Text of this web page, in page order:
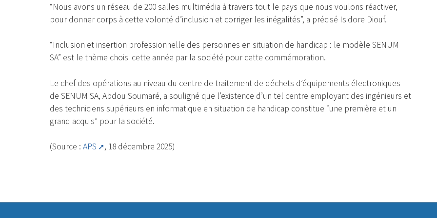
“Nous avons un réseau de 200 salles multimédia à travers tout le pays que nous voulons réactiver,
pour donner corps à cette volonté d’inclusion et corriger les inégalités”, a précisé Isidore Diouf.
“Inclusion et insertion professionnelle des personnes en situation de handicap : le modèle SENUM
SA” est le thème choisi cette année par la société pour cette commémoration.
Le chef des opérations au niveau du centre de traitement de déchets d’équipements électroniques
de SENUM SA, Abdou Soumaré, a souligné que l’existence d’un tel centre employant des ingénieurs et
des techniciens supérieurs en informatique en situation de handicap constitue “une première et un
grand acquis” pour la société.
(Source : APS , 18 décembre 2025)